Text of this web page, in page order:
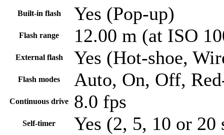
Built-in flash Yes (Pop-up)
Flash range 12.00 m (at ISO
External flash Yes (Hot-shoe,
Flash modes Auto, On, Off,
Continuous drive 8.0 fps
Self-timer Yes (2, 5, 10 or 20